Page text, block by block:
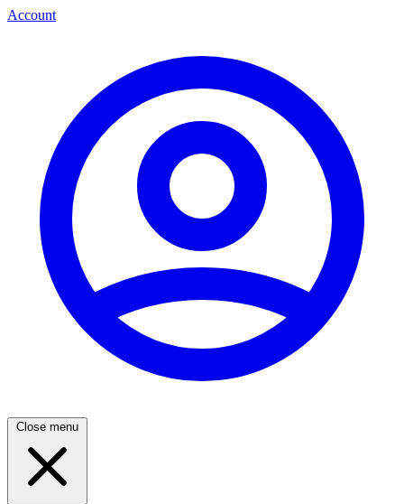
Account
Close menu